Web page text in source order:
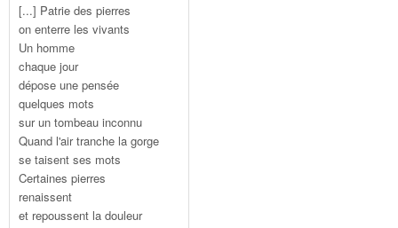
[...] Patrie des pierres
on enterre les vivants
Un homme
chaque jour
dépose une pensée
quelques mots
sur un tombeau inconnu
Quand l'air tranche la gorge
se taisent ses mots
Certaines pierres
renaissent
et repoussent la douleur